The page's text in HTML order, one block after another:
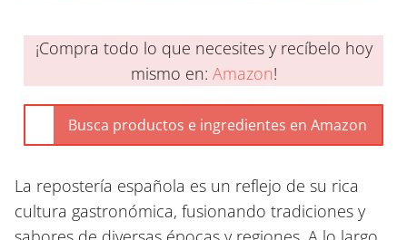
¡Compra todo lo que necesites y recíbelo hoy
mismo en: Amazon!
La repostería española es un reflejo de su rica
cultura gastronómica, fusionando tradiciones y